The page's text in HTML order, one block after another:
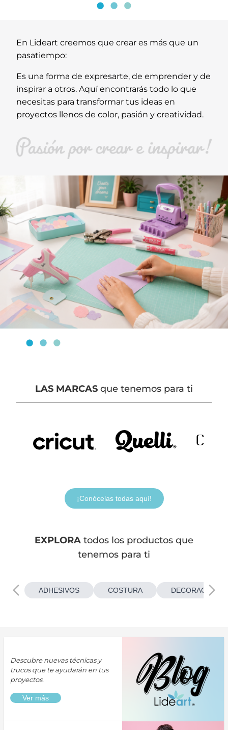
En Lideart creemos que crear es más que un
pasatiempo:
Es una forma de expresarte, de emprender y de
inspirar a otros. Aquí encontrarás todo lo que
necesitas para transformar tus ideas en
proyectos llenos de color, pasión y creatividad.
LAS MARCAS que tenemos para ti
¡Conócelas todas aquí!
EXPLORA todos los productos que
tenemos para ti
ADHESIVOS COSTURA
Descubre nuevas técnicas y
trucos que te ayudarán en tus
proyectos.
Ver más